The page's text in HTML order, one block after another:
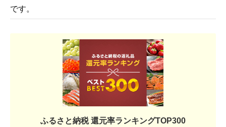
です。
ふるさと納税 還元率ランキングTOP300